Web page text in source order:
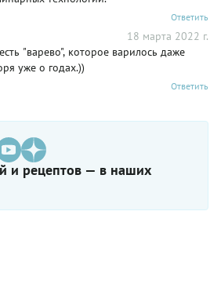
Ответить
18 марта 2022 г.
"варево", которое варилось даже
уже о годах.))
Ответить
и рецептов — в наших